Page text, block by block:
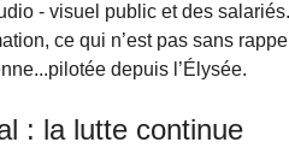
- visuel public et des
ce qui n’est pas sans
depuis l’Élysée.
: la lutte continue